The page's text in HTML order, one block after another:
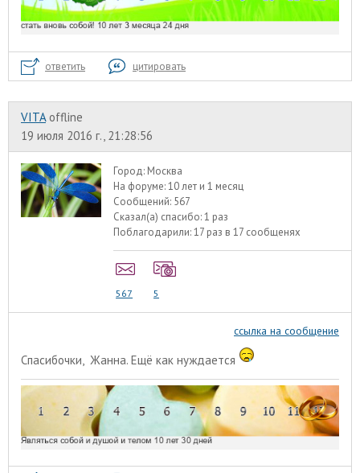
ответить цитировать
VITA offline
19 июля 2016 г., 21:28:56
Город: Москва
На форуме:10 лет и 1 месяц
Сообщений: 567
Сказал(а) спасибо:1 раз
Поблагодарили:17 раз в 17 сообщенях
567 5
ссылка на сообщение
Спасибочки, Жанна. Ещё как нуждается